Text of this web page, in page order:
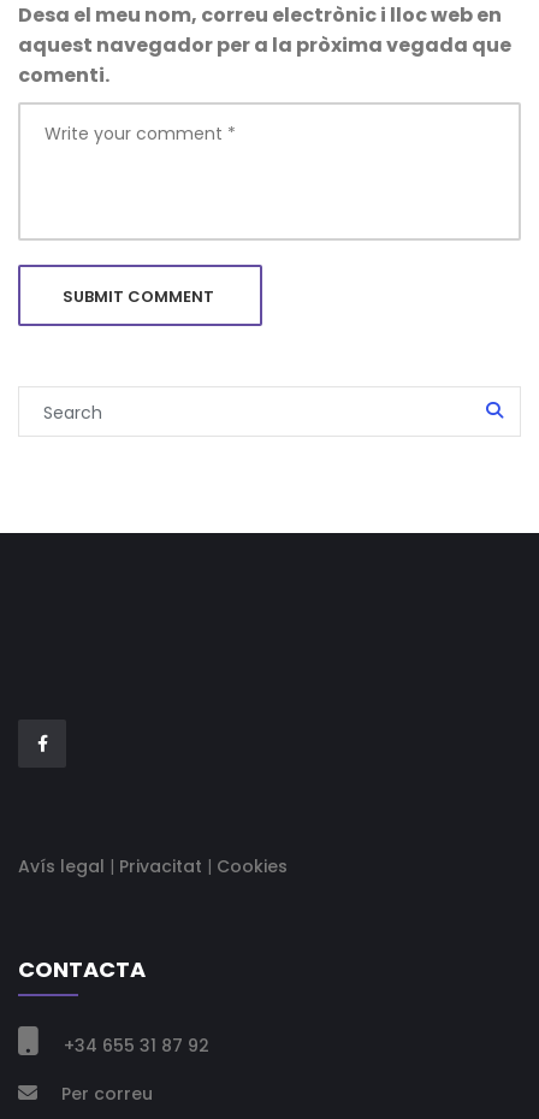
Desa el meu nom, correu electrònic i lloc web en
aquest navegador per a la pròxima vegada que
comenti.
Avís legal | Privacitat | Cookies
CONTACTA
 +34 655 31 87 92
 Per correu